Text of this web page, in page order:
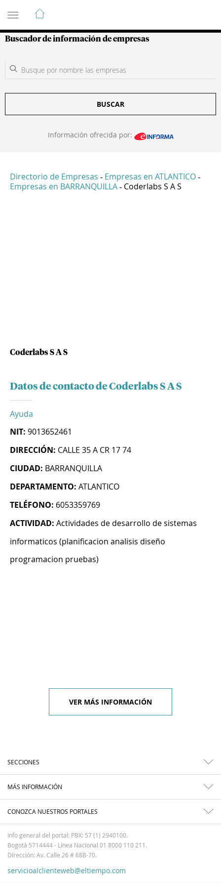
Guía de Empresas Colombianas
Buscador de información de empresas
BUSCAR
Información ofrecida por:
Directorio de Empresas - Empresas en ATLANTICO -
Empresas en BARRANQUILLA - Coderlabs S A S
Coderlabs S A S
Datos de contacto de Coderlabs S A S
Ayuda
NIT: 9013652461
DIRECCIÓN: CALLE 35 A CR 17 74
CIUDAD: BARRANQUILLA
DEPARTAMENTO: ATLANTICO
TELÉFONO: 6053359769
ACTIVIDAD: Actividades de desarrollo de sistemas
informaticos (planificacion analisis diseño
programacion pruebas)
VER MÁS INFORMACIÓN
SECCIONES
MÁS INFORMACIÓN
CONOZCA NUESTROS PORTALES
Info general del portal: PBX: 57 (1) 2940100.
Bogotá 5714444 - Línea Nacional 01 8000 110 211.
Dirección: Av. Calle 26 # 68B-70.
servicioalclienteweb@eltiempo.com